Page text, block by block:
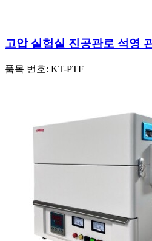
고압 실험실 진공관로 석영
품목 번호: KT-PTF